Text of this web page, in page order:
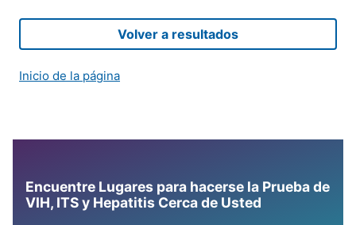
Volver a resultados
Inicio de la página
Encuentre Lugares para hacerse la Prueba de
VIH, ITS y Hepatitis Cerca de Usted